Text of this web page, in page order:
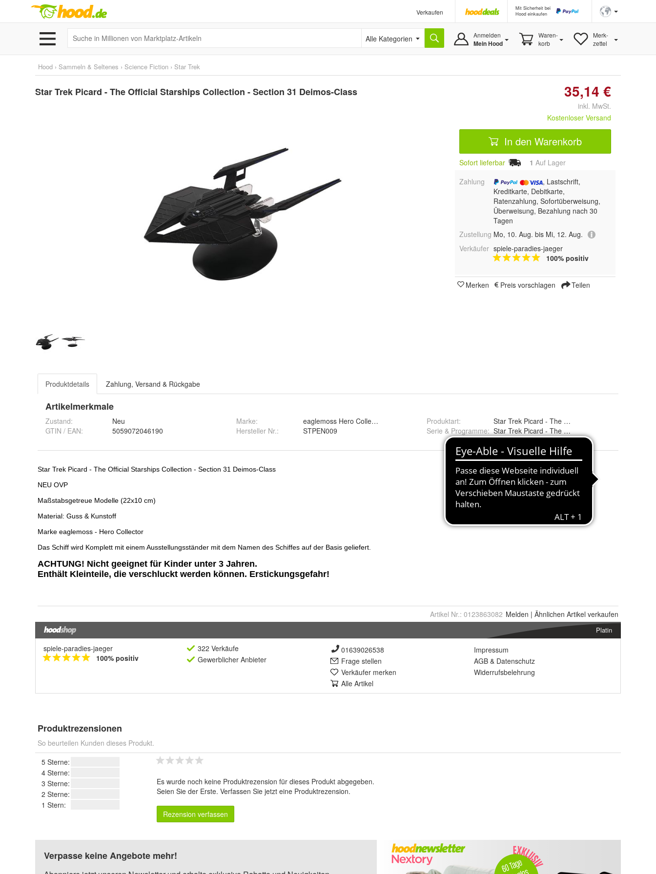
Verkaufen
Mit Sicherheit bei
Hood einkaufen
Alle Kategorien Anmelden
Mein Hood
Waren-
korb
Merk-
zettel
Hood › Sammeln & Seltenes › Science Fiction › Star Trek
Star Trek Picard - The Official Starships Collection - Section 31 Deimos-Class 35,14 €
inkl. MwSt.
Kostenloser Versand
In den Warenkorb
Sofort lieferbar 1 Auf Lager
Zahlung
, Lastschrift,
Kreditkarte, Debitkarte,
Ratenzahlung, Sofortüberweisung,
Überweisung, Bezahlung nach 30
Tagen
Zustellung Mo, 10. Aug. bis Mi, 12. Aug.
Verkäufer spiele-paradies-jaeger
100% positiv
Merken Preis vorschlagen Teilen
Produktdetails Zahlung, Versand & Rückgabe
Artikelmerkmale
Zustand:
Neu
GTIN / EAN:
5059072046190
Marke:
eaglemoss Hero Collector
Hersteller Nr.:
STPEN009
Produktart:
Star Trek Picard - The Official Starships Collection
Serie & Programme: Star Trek Picard - The Official Starships Collection
Artikel Nr.: 0123863082 Melden | Ähnlichen Artikel verkaufen
Platin
spiele-paradies-jaeger
100% positiv
322 Verkäufe
Gewerblicher Anbieter
01639026538
Frage stellen
Verkäufer merken
Alle Artikel
Impressum
AGB & Datenschutz
Widerrufsbelehrung
Produktrezensionen
So beurteilen Kunden dieses Produkt.
5 Sterne:
4 Sterne:
3 Sterne:
2 Sterne:
1 Stern:
Es wurde noch keine Produktrezension für dieses Produkt abgegeben.
Seien Sie der Erste. Verfassen Sie jetzt eine Produktrezension.
Rezension verfassen
Verpasse keine Angebote mehr!